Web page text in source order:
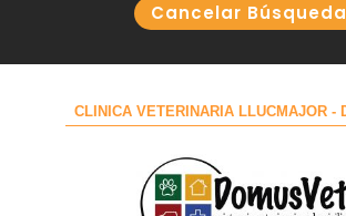
Cancelar Búsqueda
CLINICA VETERINARIA LLUCMAJOR -